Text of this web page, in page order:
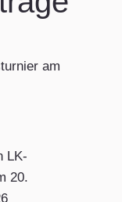
am
LK-
20.